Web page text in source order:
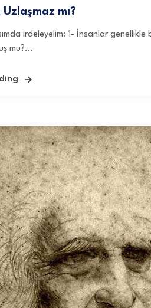
Uzlaşmaz mı?
irdeleyelim: 1- İnsanlar
mu?...